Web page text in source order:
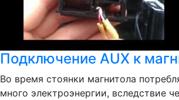
Подключение AUX к
Во время стоянки магнитола
много электроэнергии, вследствие